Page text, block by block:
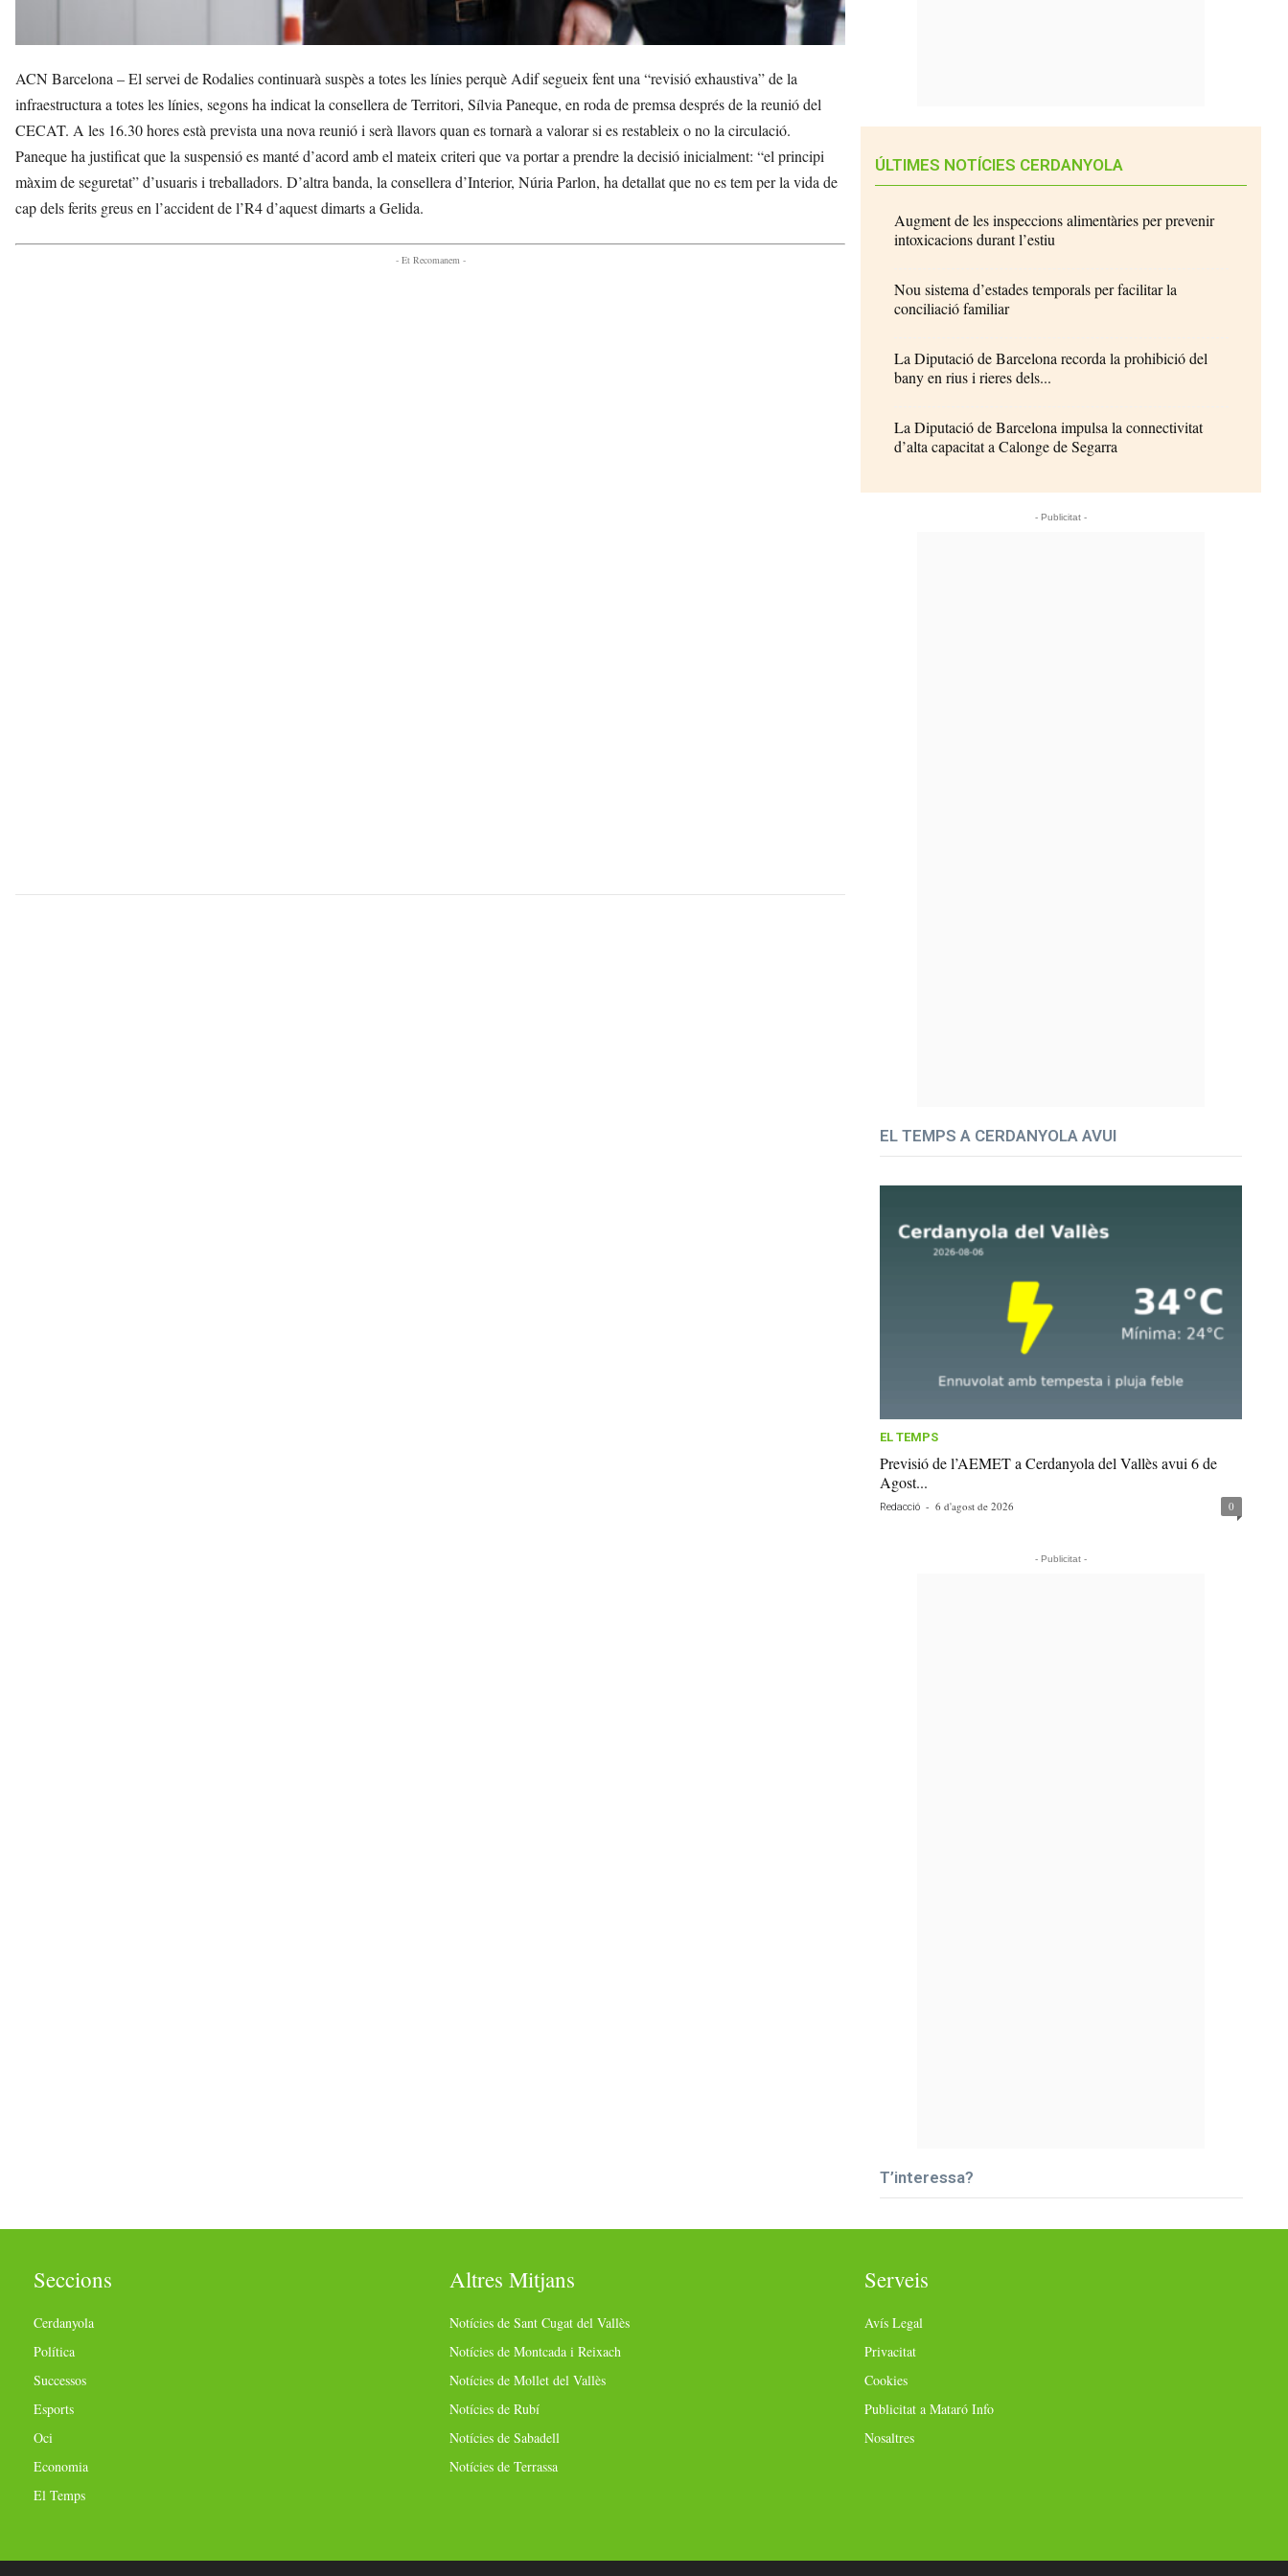
ACN Barcelona – El servei de Rodalies continuarà suspès a totes les línies perquè Adif segueix fent una “revisió exhaustiva” de la
infraestructura a totes les línies, segons ha indicat la consellera de Territori, Sílvia Paneque, en roda de premsa després de la reunió del
CECAT. A les 16.30 hores està prevista una nova reunió i serà llavors quan es tornarà a valorar si es restableix o no la circulació.
Paneque ha justificat que la suspensió es manté d’acord amb el mateix criteri que va portar a prendre la decisió inicialment: “el principi
màxim de seguretat” d’usuaris i treballadors. D’altra banda, la consellera d’Interior, Núria Parlon, ha detallat que no es tem per la vida de
cap dels ferits greus en l’accident de l’R4 d’aquest dimarts a Gelida.
- Et Recomanem -
ÚLTIMES NOTÍCIES CERDANYOLA
Augment de les inspeccions alimentàries per prevenir
intoxicacions durant l’estiu
Nou sistema d’estades temporals per facilitar la
conciliació familiar
La Diputació de Barcelona recorda la prohibició del
bany en rius i rieres dels...
La Diputació de Barcelona impulsa la connectivitat
d’alta capacitat a Calonge de Segarra
- Publicitat -
EL TEMPS A CERDANYOLA AVUI
EL TEMPS
Previsió de l’AEMET a Cerdanyola del Vallès avui 6 de
Agost...
Redacció - 6 d'agost de 2026 0
- Publicitat -
T’interessa?
Seccions
Cerdanyola
Política
Successos
Esports
Oci
Economia
El Temps
Altres Mitjans
Notícies de Sant Cugat del Vallès
Notícies de Montcada i Reixach
Notícies de Mollet del Vallès
Notícies de Rubí
Notícies de Sabadell
Notícies de Terrassa
Serveis
Avís Legal
Privacitat
Cookies
Publicitat a Mataró Info
Nosaltres